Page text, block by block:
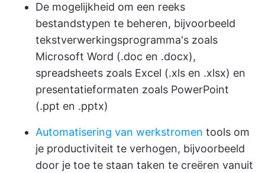
De mogelijkheid om een reeks
bestandstypen te beheren, bijvoorbeeld
tekstverwerkingsprogramma's zoals
Microsoft Word (.doc en .docx),
spreadsheets zoals Excel (.xls en .xlsx) en
presentatieformaten zoals PowerPoint
(.ppt en .pptx)
Automatisering van werkstromen tools om
je productiviteit te verhogen, bijvoorbeeld
door je toe te staan taken te creëren vanuit